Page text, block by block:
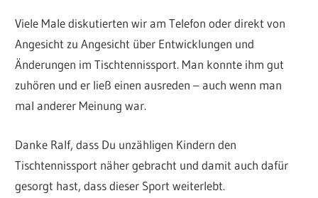
Viele Male diskutierten wir am Telefon oder direkt von
Angesicht zu Angesicht über Entwicklungen und
Änderungen im Tischtennissport. Man konnte ihm gut
zuhören und er ließ einen ausreden – auch wenn man
mal anderer Meinung war.
Danke Ralf, dass Du unzähligen Kindern den
Tischtennissport näher gebracht und damit auch dafür
gesorgt hast, dass dieser Sport weiterlebt.